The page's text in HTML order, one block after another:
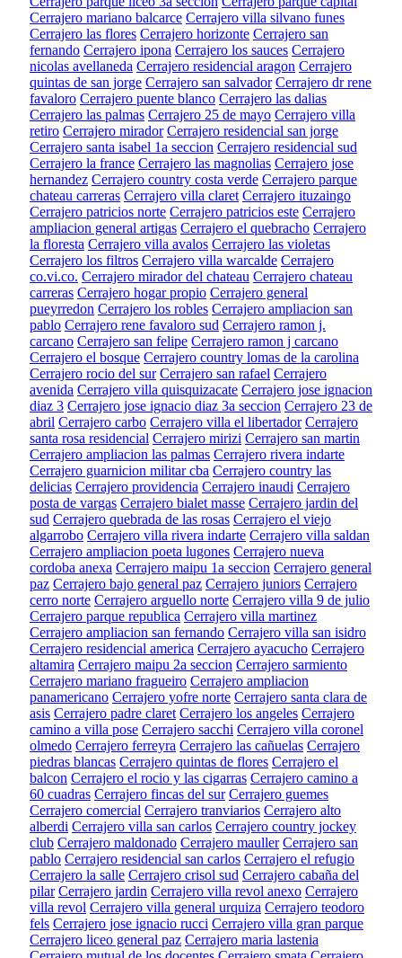
Cerrajero mariano balcarce Cerrajero villa silvano funes
Cerrajero las flores Cerrajero horizonte Cerrajero san
fernando Cerrajero ipona Cerrajero los sauces Cerrajero
nicolas avellaneda Cerrajero residencial aragon Cerrajero
quintas de san jorge Cerrajero san salvador Cerrajero dr rene
favaloro Cerrajero puente blanco Cerrajero las dalias
Cerrajero las palmas Cerrajero 25 de mayo Cerrajero villa
retiro Cerrajero mirador Cerrajero residencial san jorge
Cerrajero santa isabel 1a seccion Cerrajero residencial sud
Cerrajero la france Cerrajero las magnolias Cerrajero jose
hernandez Cerrajero country costa verde Cerrajero parque
chateau carreras Cerrajero villa claret Cerrajero ituzaingo
Cerrajero patricios norte Cerrajero patricios este Cerrajero
ampliacion general artigas Cerrajero el quebracho Cerrajero
la floresta Cerrajero villa avalos Cerrajero las violetas
Cerrajero los filtros Cerrajero villa warcalde Cerrajero
co.vi.co. Cerrajero mirador del chateau Cerrajero chateau
carreras Cerrajero hogar propio Cerrajero general
pueyrredon Cerrajero los robles Cerrajero ampliacion san
pablo Cerrajero rene favaloro sud Cerrajero ramon j.
carcano Cerrajero san felipe Cerrajero ramon j carcano
Cerrajero el bosque Cerrajero country lomas de la carolina
Cerrajero rocio del sur Cerrajero san rafael Cerrajero
avenida Cerrajero villa quisquizacate Cerrajero jose ignacion
diaz 3 Cerrajero jose ignacio diaz 3a seccion Cerrajero 23 de
abril Cerrajero carbo Cerrajero villa el libertador Cerrajero
santa rosa residencial Cerrajero mirizi Cerrajero san martin
Cerrajero ampliacion las palmas Cerrajero rivera indarte
Cerrajero guarnicion militar cba Cerrajero country las
delicias Cerrajero providencia Cerrajero inaudi Cerrajero
posta de vargas Cerrajero bialet masse Cerrajero jardin del
sud Cerrajero quebrada de las rosas Cerrajero el viejo
algarrobo Cerrajero villa rivera indarte Cerrajero villa saldan
Cerrajero ampliacion poeta lugones Cerrajero nueva
cordoba anexa Cerrajero maipu 1a seccion Cerrajero general
paz Cerrajero bajo general paz Cerrajero juniors Cerrajero
cerro norte Cerrajero arguello norte Cerrajero villa 9 de julio
Cerrajero parque republica Cerrajero villa martinez
Cerrajero ampliacion san fernando Cerrajero villa san isidro
Cerrajero residencial america Cerrajero ayacucho Cerrajero
altamira Cerrajero maipu 2a seccion Cerrajero sarmiento
Cerrajero mariano fragueiro Cerrajero ampliacion
panamericano Cerrajero yofre norte Cerrajero santa clara de
asis Cerrajero padre claret Cerrajero los angeles Cerrajero
camino a villa pose Cerrajero sacchi Cerrajero villa coronel
olmedo Cerrajero ferreyra Cerrajero las cañuelas Cerrajero
piedras blancas Cerrajero quintas de flores Cerrajero el
balcon Cerrajero el rocio y las cigarras Cerrajero camino a
60 cuadras Cerrajero fincas del sur Cerrajero guemes
Cerrajero comercial Cerrajero tranviarios Cerrajero alto
alberdi Cerrajero villa san carlos Cerrajero country jockey
club Cerrajero maldonado Cerrajero mauller Cerrajero san
pablo Cerrajero residencial san carlos Cerrajero el refugio
Cerrajero la salle Cerrajero crisol sud Cerrajero cabaña del
pilar Cerrajero jardin Cerrajero villa revol anexo Cerrajero
villa revol Cerrajero villa general urquiza Cerrajero teodoro
fels Cerrajero jose ignacio rucci Cerrajero villa gran parque
Cerrajero liceo general paz Cerrajero maria lastenia